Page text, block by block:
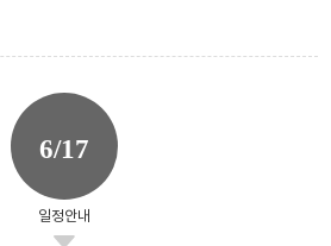
6/17
일정안내